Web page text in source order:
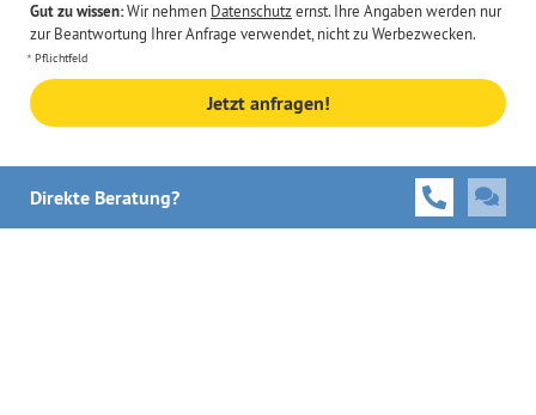
Gut zu wissen:Wir nehmen Datenschutzernst. Ihre Angaben werden nur
zur Beantwortung Ihrer Anfrage verwendet, nicht zu Werbezwecken.
Pflichtfeld
Jetzt anfragen!
Direkte Beratung?